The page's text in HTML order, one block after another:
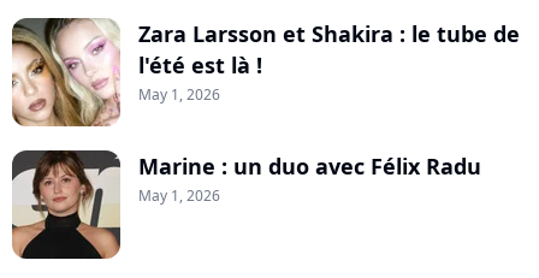
Zara Larsson et Shakira : le tube de
l'été est là !
May 1, 2026
Marine : un duo avec Félix Radu
May 1, 2026